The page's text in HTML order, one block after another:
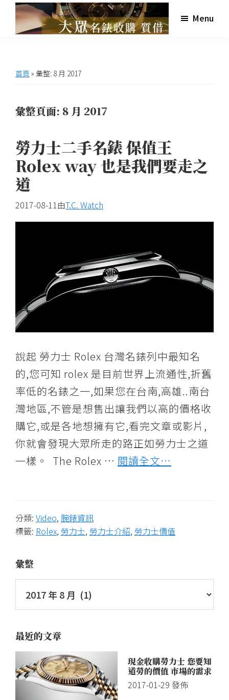
高
眾
名
購
世
錶
購,
交
流
網
站,
提
錶,
世
名
錶,
古
董
錶,
二
手
錶
界
名
交
流、
手
買
賣
估
價、
Menu
首頁 » 彙整: 8 月 2017
彙整頁面: 8 月 2017
勞力士二手名錶 保值王
Rolex way 也是我們要走之
道
2017-08-11由T.C. Watch
說起 勞力士 Rolex 台灣名錶列中最知名
的,您可知 rolex 是目前世界上流通性,折舊
率低的名錶之一,如果您在台南,高雄..南台
灣地區,不管是想售出讓我們以高的價格收
購它,或是各地想擁有它,看完文章或影片,
你就會發現大眾所走的路正如勞力士之道
一樣。 The Rolex … 閱讀全文…
分類: Video, 腕錶資訊
標籤: Rolex, 勞力士, 勞力士介紹, 勞力士價值
彙整
最近的文章
現金收購勞力士 您要知
道勞的價值 市場的需求
2017-01-29 發佈